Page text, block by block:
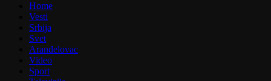
Home
Vesti
Srbija
Svet
Aranđelovac
Video
Sport